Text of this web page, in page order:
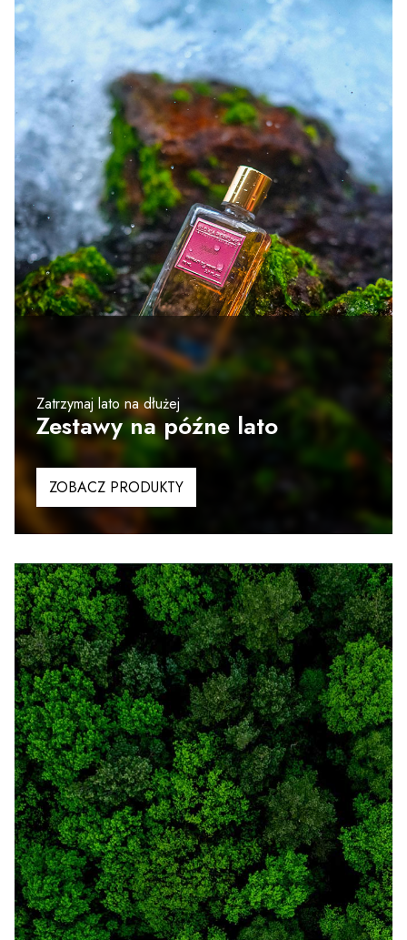
Zatrzymaj lato na dłużej
Zestawy na późne lato
ZOBACZ PRODUKTY